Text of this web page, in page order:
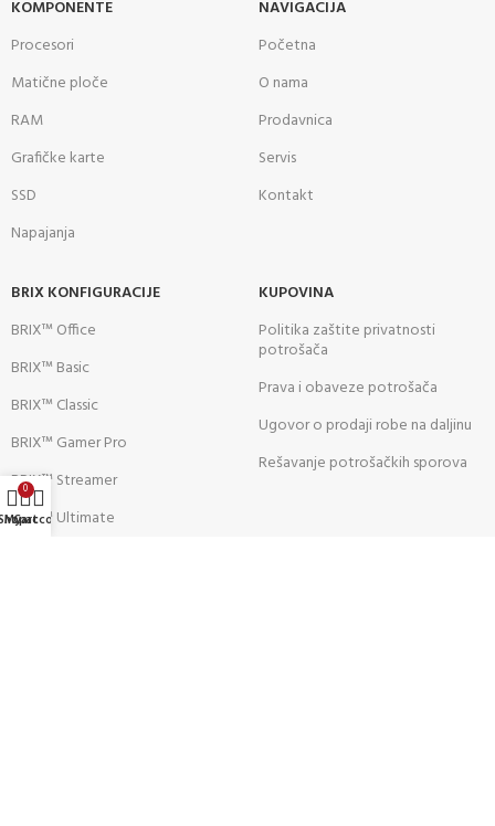
KOMPONENTE
Procesori
Matične ploče
RAM
Grafičke karte
SSD
Napajanja
NAVIGACIJA
Početna
O nama
Prodavnica
Servis
Kontakt
BRIX KONFIGURACIJE
BRIX™ Office
BRIX™ Basic
BRIX™ Classic
BRIX™ Gamer Pro
BRIX™ Streamer
BRIX™ Ultimate
KUPOVINA
Politika zaštite privatnosti
potrošača
Prava i obaveze potrošača
Ugovor o prodaji robe na daljinu
Rešavanje potrošačkih sporova
0
Cart
My account